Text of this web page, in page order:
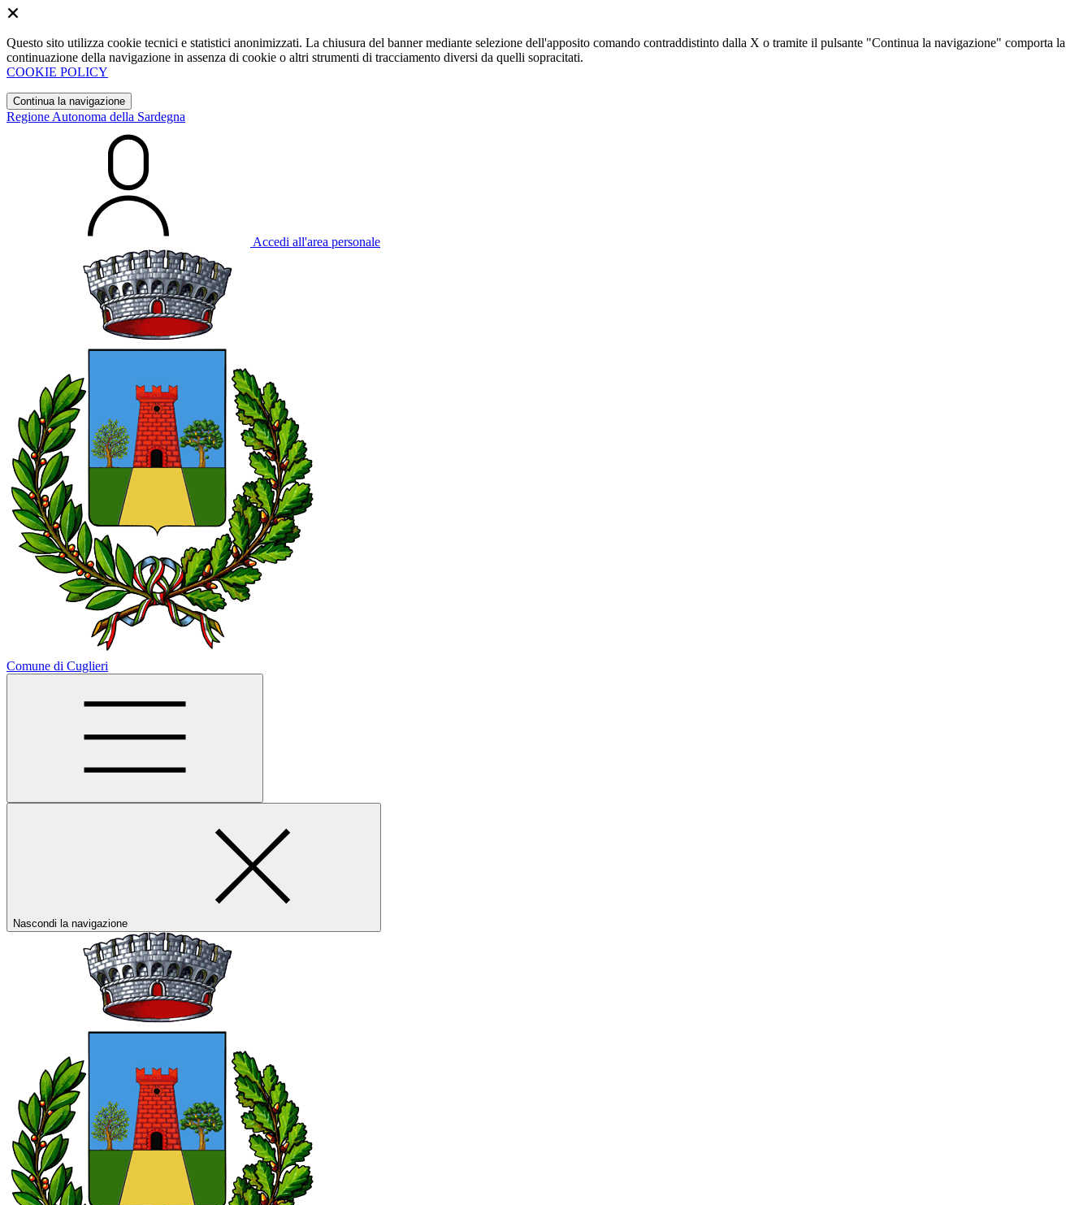
Questo sito utilizza cookie tecnici e statistici anonimizzati. La chiusura del banner mediante selezione dell'apposito comando contraddistinto dalla X o tramite il pulsante "Continua la navigazione" comporta la
continuazione della navigazione in assenza di cookie o altri strumenti di tracciamento diversi da quelli sopracitati.
COOKIE POLICY
Continua la navigazione
Regione Autonoma della Sardegna
Accedi all'area personale
Comune di Cuglieri
Nascondi la navigazione